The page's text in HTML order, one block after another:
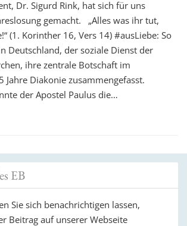
Dr. Sigurd Rink, hat sich für uns
gemacht. „Alles was ihr tut,
(1. Korinther 16, Vers 14) #ausLiebe: So
Deutschland, der soziale Dienst der
ihre zentrale Botschaft im
Jahre Diakonie zusammengefasst.
der Apostel Paulus die…
EB
Sie sich benachrichtigen lassen,
Beitrag auf unserer Webseite